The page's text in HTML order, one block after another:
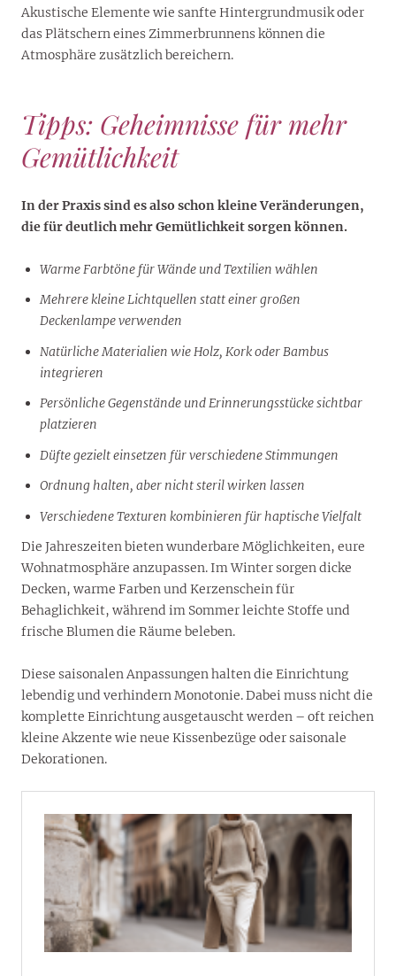
Akustische Elemente wie sanfte Hintergrundmusik oder
das Plätschern eines Zimmerbrunnens können die
Atmosphäre zusätzlich bereichern.
Tipps: Geheimnisse für mehr
Gemütlichkeit
In der Praxis sind es also schon kleine Veränderungen,
die für deutlich mehr Gemütlichkeit sorgen können.
Warme Farbtöne für Wände und Textilien wählen
Mehrere kleine Lichtquellen statt einer großen
Deckenlampe verwenden
Natürliche Materialien wie Holz, Kork oder Bambus
integrieren
Persönliche Gegenstände und Erinnerungsstücke sichtbar
platzieren
Düfte gezielt einsetzen für verschiedene Stimmungen
Ordnung halten, aber nicht steril wirken lassen
Verschiedene Texturen kombinieren für haptische Vielfalt
Die Jahreszeiten bieten wunderbare Möglichkeiten, eure
Wohnatmosphäre anzupassen. Im Winter sorgen dicke
Decken, warme Farben und Kerzenschein für
Behaglichkeit, während im Sommer leichte Stoffe und
frische Blumen die Räume beleben.
Diese saisonalen Anpassungen halten die Einrichtung
lebendig und verhindern Monotonie. Dabei muss nicht die
komplette Einrichtung ausgetauscht werden – oft reichen
kleine Akzente wie neue Kissenbezüge oder saisonale
Dekorationen.